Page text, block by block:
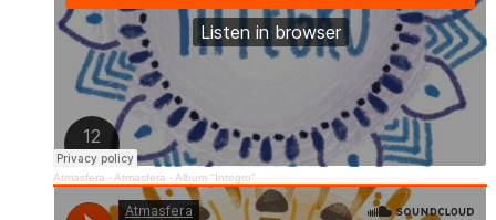
Atmasfera · Atmasfera - Album "Integro"